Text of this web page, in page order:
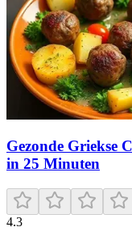
Gezonde Griekse
in 25 Minuten
4.3